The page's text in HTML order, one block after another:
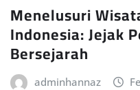
Menelusuri
Indonesia: Jejak
Bersejarah
adminhannaz